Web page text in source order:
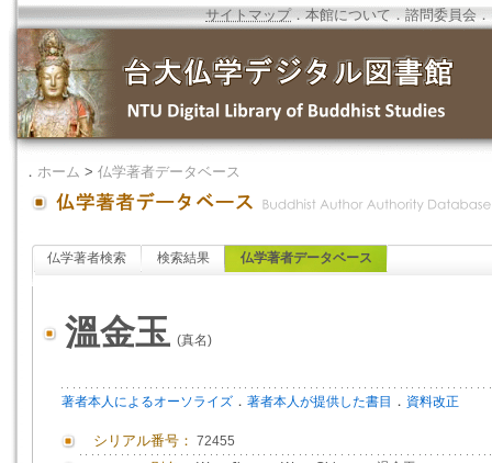
サイトマップ．本館について ．諮問委員会 ．
． ホーム > 仏学著者データベース
仏学著者検索 検索結果 仏学著者データベース
溫金玉 (真名)
著者本人によるオーソライズ ． 著者本人が提供した書目 ． 資料改正
シリアル番号： 72455